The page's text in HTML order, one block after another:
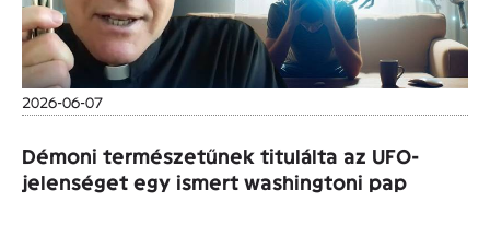
2026-06-07
Démoni természetűnek titulálta az UFO-
jelenséget egy ismert washingtoni pap